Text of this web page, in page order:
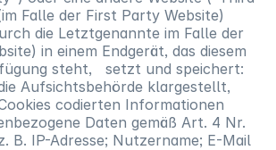
Falle der First Party Website)
die Letztgenannte im Falle der
in einem Endgerät, das diesem
steht, setzt und speichert:
Aufsichtsbehörde klargestellt,
codierten Informationen
Daten gemäß Art. 4 Nr.
B. IP-Adresse; Nutzername; E-Mail